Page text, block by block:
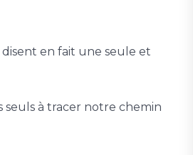
en fait une seule et
seuls à tracer notre chemin